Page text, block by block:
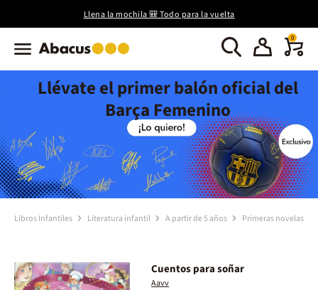
Llena la mochila 🎒 Todo para la vuelta
0
Llévate el primer balón oficial del
Barça Femenino
Libros Infantiles Literatura infantil A partir de 5 años Primeras novelas
Cuentos para soñar
Aavv